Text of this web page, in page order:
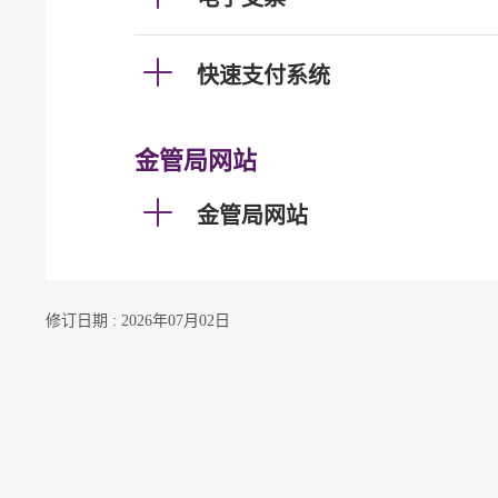
快速支付系统
金管局网站
金管局网站
修订日期 : 2026年07月02日